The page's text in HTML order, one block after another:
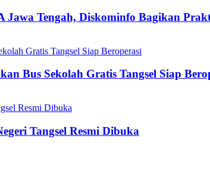
Jawa Tengah, Diskominfo Bagikan
Bus Sekolah Gratis Tangsel Siap
Tangsel Resmi Dibuka